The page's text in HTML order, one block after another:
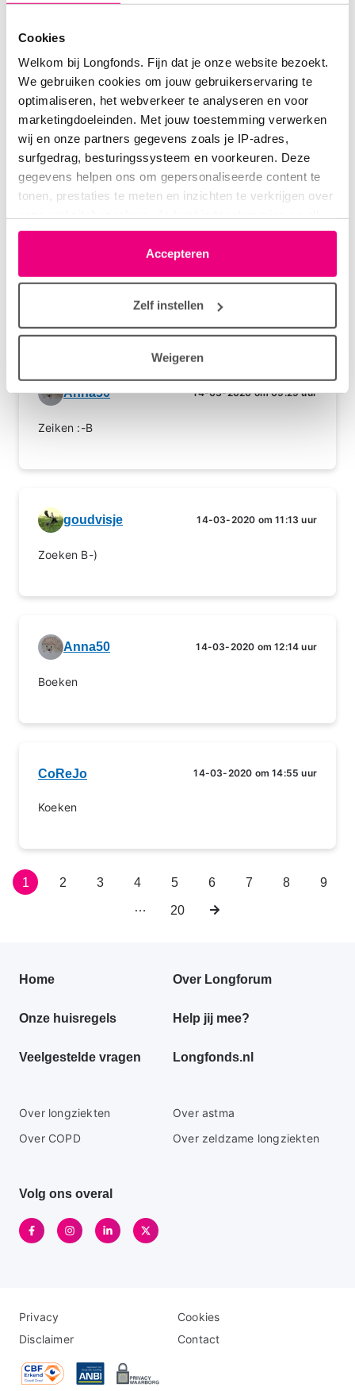
Cookies
Welkom bij Longfonds. Fijn dat je onze website bezoekt.
We gebruiken cookies om jouw gebruikerservaring te
optimaliseren, het webverkeer te analyseren en voor
marketingdoeleinden. Met jouw toestemming verwerken
wij en onze partners gegevens zoals je IP-adres,
surfgedrag, besturingssysteem en voorkeuren. Deze
gegevens helpen ons om gepersonaliseerde content te
tonen, prestaties te meten en inzichten te verkrijgen over
moment wijzigen of intrekken via het cookie-icoontje
linksonder elke pagina. De lijst met partners is te vinden
in het tabblad “details”.
Accepteren
Zelf instellen
Weigeren
Anna50 14-03-2020 om 08:38 uur
Luizen
Anna50 14-03-2020 om 09:29 uur
Zeiken :-B
goudvisje 14-03-2020 om 11:13 uur
Zoeken B-)
Anna50 14-03-2020 om 12:14 uur
Boeken
CoReJo 14-03-2020 om 14:55 uur
Koeken
Paginering
Huidige
1 Pagina
2 Pagina
3 Pagina
4 Pagina
5 Pagina
6 Pagina
7 Pagina
8
9
…
Laatste
20
Volgende
Primair
menu
Home Over Longforum
Onze huisregels Help jij mee?
Veelgestelde vragen Longfonds.nl
Secundaire
footer
Over longziekten
Over astma
Over COPD
Over zeldzame longziekten
Volg ons overal
Disclaimer
menu
Privacy
Cookies
Disclaimer
Contact
Logo
menu